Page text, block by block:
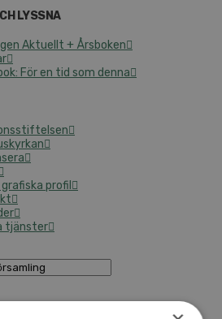
LYSSNA
Aktuellt + Årsboken
För en tid som denna
grafiska profil
tjänster